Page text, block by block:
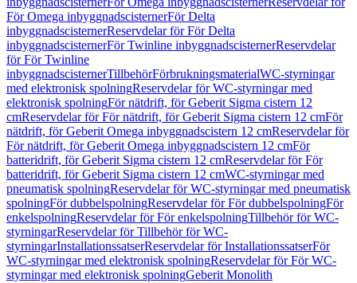
För Omega inbyggnadscisternerFör Delta
inbyggnadscisternerReservdelar för För Delta
inbyggnadscisternerFör Twinline inbyggnadscisternerReservdelar
för För Twinline
inbyggnadscisternerTillbehörFörbrukningsmaterialWC-styrningar
med elektronisk spolningReservdelar för WC-styrningar med
elektronisk spolningFör nätdrift, för Geberit Sigma cistern 12
cmReservdelar för För nätdrift, för Geberit Sigma cistern 12 cmFör
nätdrift, för Geberit Omega inbyggnadscistern 12 cmReservdelar för
För nätdrift, för Geberit Omega inbyggnadscistern 12 cmFör
batteridrift, för Geberit Sigma cistern 12 cmReservdelar för För
batteridrift, för Geberit Sigma cistern 12 cmWC-styrningar med
pneumatisk spolningReservdelar för WC-styrningar med pneumatisk
spolningFör dubbelspolningReservdelar för För dubbelspolningFör
enkelspolningReservdelar för För enkelspolningTillbehör för WC-
styrningarReservdelar för Tillbehör för WC-
styrningarInstallationssatserReservdelar för InstallationssatserFör
WC-styrningar med elektronisk spolningReservdelar för För WC-
styrningar med elektronisk spolningGeberit Monolith